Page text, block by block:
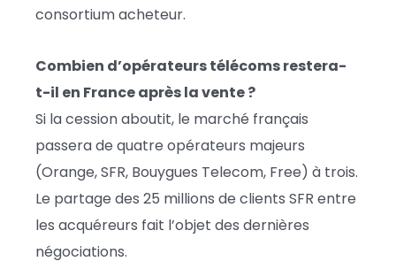
consortium acheteur.
Combien d’opérateurs télécoms restera-
t-il en France après la vente ?
Si la cession aboutit, le marché français
passera de quatre opérateurs majeurs
(Orange, SFR, Bouygues Telecom, Free) à trois.
Le partage des 25 millions de clients SFR entre
les acquéreurs fait l’objet des dernières
négociations.